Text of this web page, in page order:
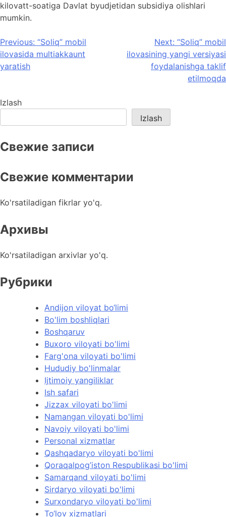
kilovatt-soatiga Davlat byudjetidan subsidiya olishlari
mumkin.
Post
menyusi
Previous: “Soliq” mobil
ilovasida multiakkaunt
yaratish
Next: “Soliq” mobil
ilovasining yangi versiyasi
foydalanishga taklif
etilmoqda
Izlash
Izlash
Свежие записи
Свежие комментарии
Ko'rsatiladigan fikrlar yo'q.
Архивы
Ko'rsatiladigan arxivlar yo'q.
Рубрики
Andijon viloyat bo‘limi
Bo'lim boshliqlari
Boshqaruv
Buxoro viloyati bo'limi
Farg'ona viloyati bo'limi
Hududiy bo'linmalar
Ijtimoiy yangiliklar
Ish safari
Jizzax viloyati bo'limi
Namangan viloyati bo'limi
Navoiy viloyati bo'limi
Personal xizmatlar
Qashqadaryo viloyati bo'limi
Qoraqalpog’iston Respublikasi bo'limi
Samarqand viloyati bo'limi
Sirdaryo viloyati bo'limi
Surxondaryo viloyati bo'limi
To‘lov xizmatlari